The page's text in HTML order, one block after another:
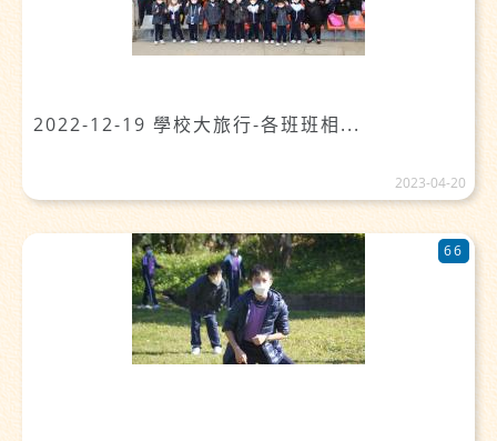
2022-12-19 學校大旅行-各班班相...
2023-04-20
66